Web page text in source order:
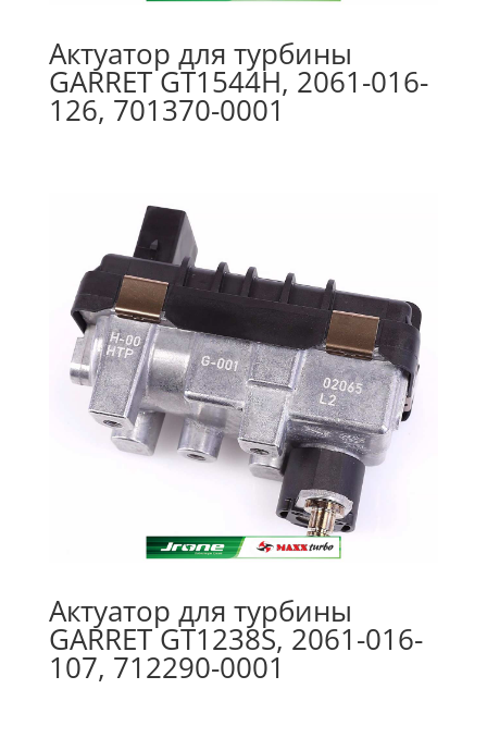
Актуатор для турбины
GARRET GT1544H, 2061-016-
126, 701370-0001
Актуатор для турбины
GARRET GT1238S, 2061-016-
107, 712290-0001